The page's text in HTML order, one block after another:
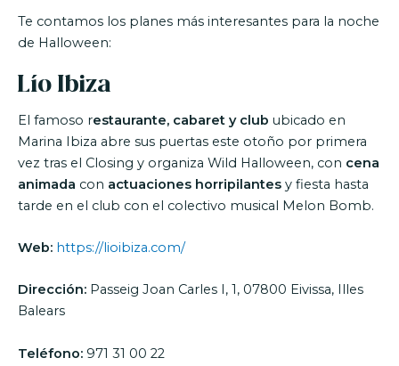
Te contamos los planes más interesantes para la noche
de Halloween:
Lío Ibiza
El famoso restaurante, cabaret y club ubicado en
Marina Ibiza abre sus puertas este otoño por primera
vez tras el Closing y organiza Wild Halloween, con cena
animada con actuaciones horripilantes y fiesta hasta
tarde en el club con el colectivo musical Melon Bomb.
Web: https://lioibiza.com/
Dirección: Passeig Joan Carles I, 1, 07800 Eivissa, Illes
Balears
Teléfono: 971 31 00 22